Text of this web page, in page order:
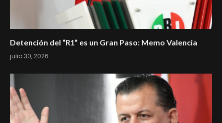
Detención del “R1” es un Gran Paso: Memo Valencia
julio 30, 2026